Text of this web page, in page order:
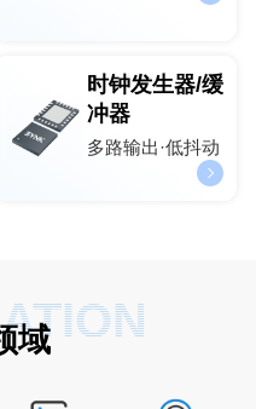
时钟发生器/缓
冲器
多路输出·低抖动
域